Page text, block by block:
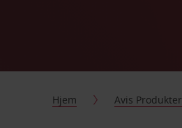
Hjem Avis Produkter